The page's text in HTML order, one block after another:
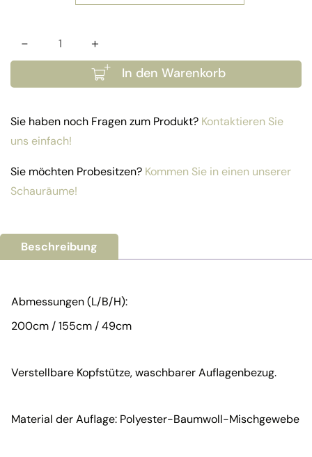
- +
In den Warenkorb
Sie haben noch Fragen zum Produkt? Kontaktieren Sie
uns einfach!
Sie möchten Probesitzen? Kommen Sie in einen unserer
Schauräume!
Beschreibung
Abmessungen (L/B/H):
200cm / 155cm / 49cm
Verstellbare Kopfstütze, waschbarer Auflagenbezug.
Material der Auflage: Polyester-Baumwoll-Mischgewebe